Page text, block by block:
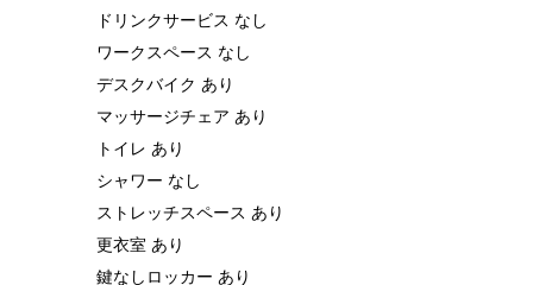
ドリンクサービス なし
ワークスペース なし
デスクバイク あり
マッサージチェア あり
トイレ あり
シャワー なし
ストレッチスペース あり
更衣室 あり
鍵なしロッカー あり